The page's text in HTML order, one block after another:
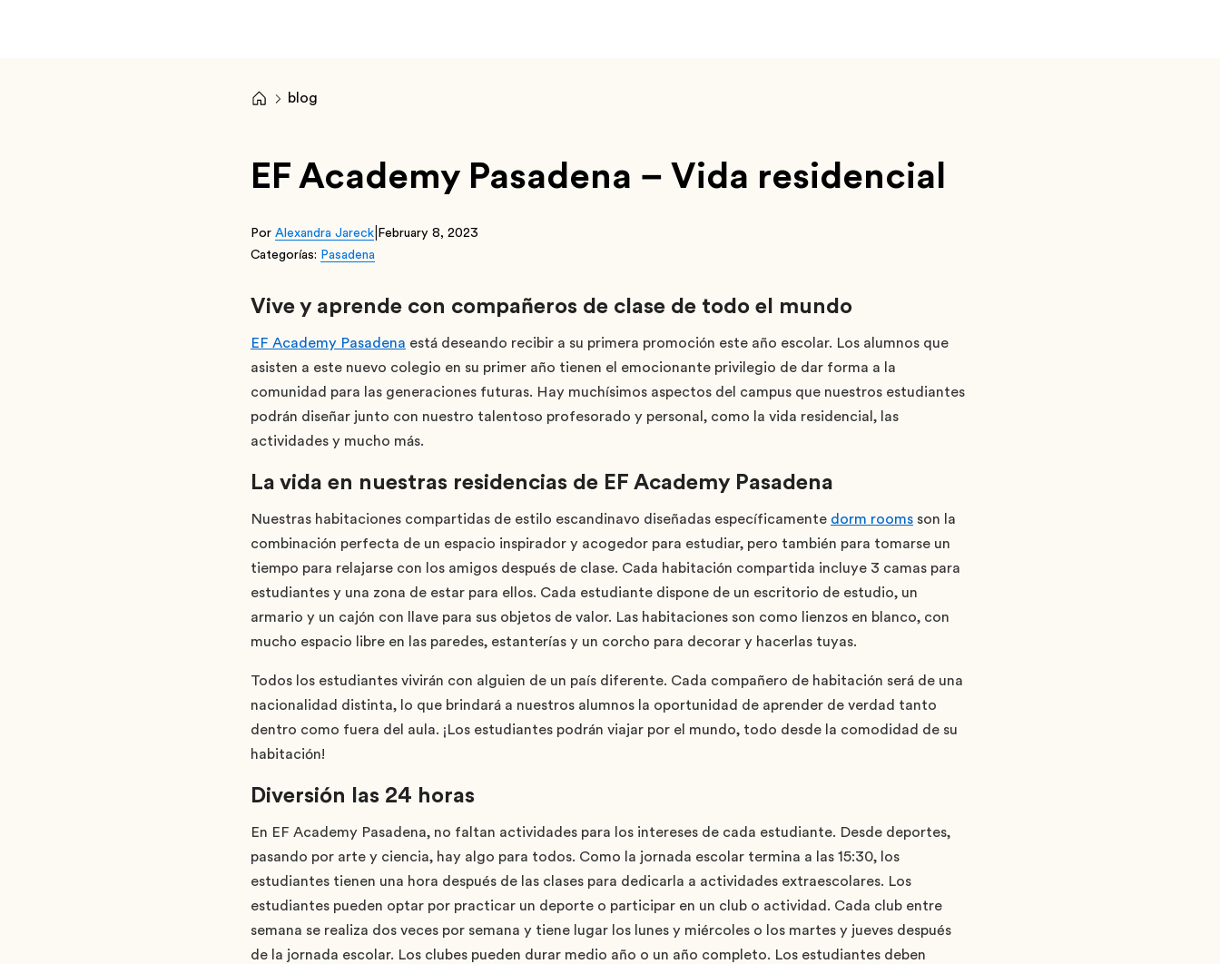
blog
EF Academy Pasadena – Vida residencial
Por Alexandra Jareck February 8, 2023
Categorías: Pasadena
Vive y aprende con compañeros de clase de todo el mundo
EF Academy Pasadena está deseando recibir a su primera promoción este año escolar. Los alumnos que
asisten a este nuevo colegio en su primer año tienen el emocionante privilegio de dar forma a la
comunidad para las generaciones futuras. Hay muchísimos aspectos del campus que nuestros estudiantes
podrán diseñar junto con nuestro talentoso profesorado y personal, como la vida residencial, las
actividades y mucho más.
La vida en nuestras residencias de EF Academy Pasadena
Nuestras habitaciones compartidas de estilo escandinavo diseñadas específicamente dorm rooms son la
combinación perfecta de un espacio inspirador y acogedor para estudiar, pero también para tomarse un
tiempo para relajarse con los amigos después de clase. Cada habitación compartida incluye 3 camas para
estudiantes y una zona de estar para ellos. Cada estudiante dispone de un escritorio de estudio, un
armario y un cajón con llave para sus objetos de valor. Las habitaciones son como lienzos en blanco, con
mucho espacio libre en las paredes, estanterías y un corcho para decorar y hacerlas tuyas.
Todos los estudiantes vivirán con alguien de un país diferente. Cada compañero de habitación será de una
nacionalidad distinta, lo que brindará a nuestros alumnos la oportunidad de aprender de verdad tanto
dentro como fuera del aula. ¡Los estudiantes podrán viajar por el mundo, todo desde la comodidad de su
habitación!
Diversión las 24 horas
En EF Academy Pasadena, no faltan actividades para los intereses de cada estudiante. Desde deportes,
pasando por arte y ciencia, hay algo para todos. Como la jornada escolar termina a las 15:30, los
estudiantes tienen una hora después de las clases para dedicarla a actividades extraescolares. Los
estudiantes pueden optar por practicar un deporte o participar en un club o actividad. Cada club entre
semana se realiza dos veces por semana y tiene lugar los lunes y miércoles o los martes y jueves después
de la jornada escolar. Los clubes pueden durar medio año o un año completo. Los estudiantes deben